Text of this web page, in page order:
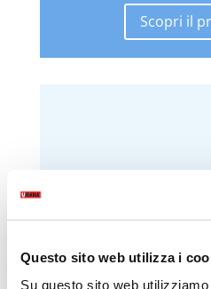
Questo sito web utilizza i
Su questo sito web
Scopri il
VideoPillole